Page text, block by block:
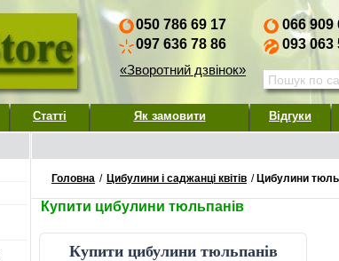
050 786 69 17
097 636 78 86
«Зворотний дзвінок»
066 909
093 063
Статті Як замовити Відгуки
Головна / Цибулини і саджанці квітів / Цибулини
Купити цибулини тюльпанів
Купити цибулини тюльпанів